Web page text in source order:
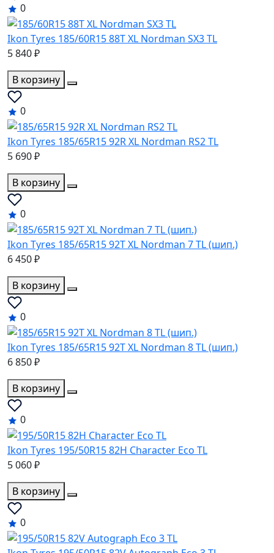
0
Ikon Tyres 185/60R15 88T XL Nordman SX3 TL
5 840 ₽
В корзину
0
Ikon Tyres 185/65R15 92R XL Nordman RS2 TL
5 690 ₽
В корзину
0
Ikon Tyres 185/65R15 92T XL Nordman 7 TL (шип.)
6 450 ₽
В корзину
0
Ikon Tyres 185/65R15 92T XL Nordman 8 TL (шип.)
6 850 ₽
В корзину
0
Ikon Tyres 195/50R15 82H Character Eco TL
5 060 ₽
В корзину
0